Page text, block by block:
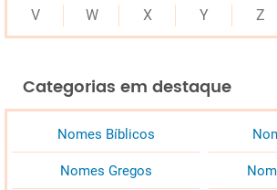
V
W X Y Z
Categorias em destaque
Nomes Bíblicos
Nomes Gregos